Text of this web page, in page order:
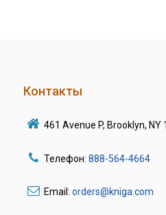
Контакты
461 Avenue P, Brooklyn, NY
Телефон: 888-564-4664
Email: orders@kniga.com